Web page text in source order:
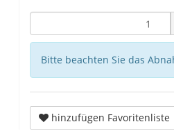
Bitte beachten Sie das
hinzufügen Favoritenliste